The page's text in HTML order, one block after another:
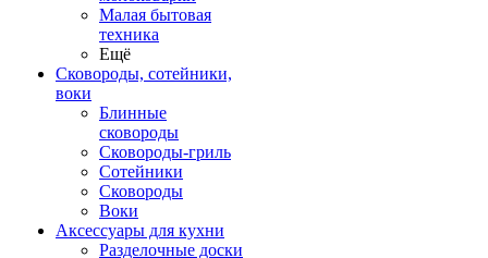
Малая бытовая
техника
Ещё
Сковороды, сотейники,
воки
Блинные
сковороды
Сковороды-гриль
Сотейники
Сковороды
Воки
Аксессуары для кухни
Разделочные доски